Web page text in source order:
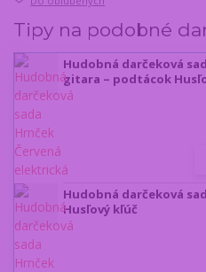
Tipy na podobné
Hudobná darčeková
gitara – podtácok
Hudobná darčeková
Husľový kľúč